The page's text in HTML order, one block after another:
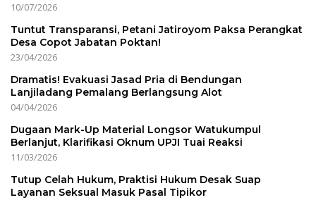
10/07/2026
Tuntut Transparansi, Petani Jatiroyom Paksa Perangkat
Desa Copot Jabatan Poktan!
23/04/2026
Dramatis! Evakuasi Jasad Pria di Bendungan
Lanjiladang Pemalang Berlangsung Alot
04/04/2026
Dugaan Mark-Up Material Longsor Watukumpul
Berlanjut, Klarifikasi Oknum UPJI Tuai Reaksi
11/03/2026
Tutup Celah Hukum, Praktisi Hukum Desak Suap
Layanan Seksual Masuk Pasal Tipikor